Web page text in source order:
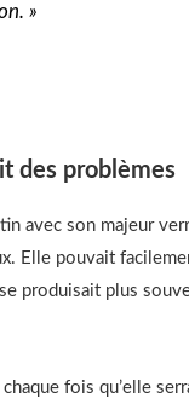
»
des problèmes
avec son majeur
Elle pouvait
produisait plus
fois qu’elle